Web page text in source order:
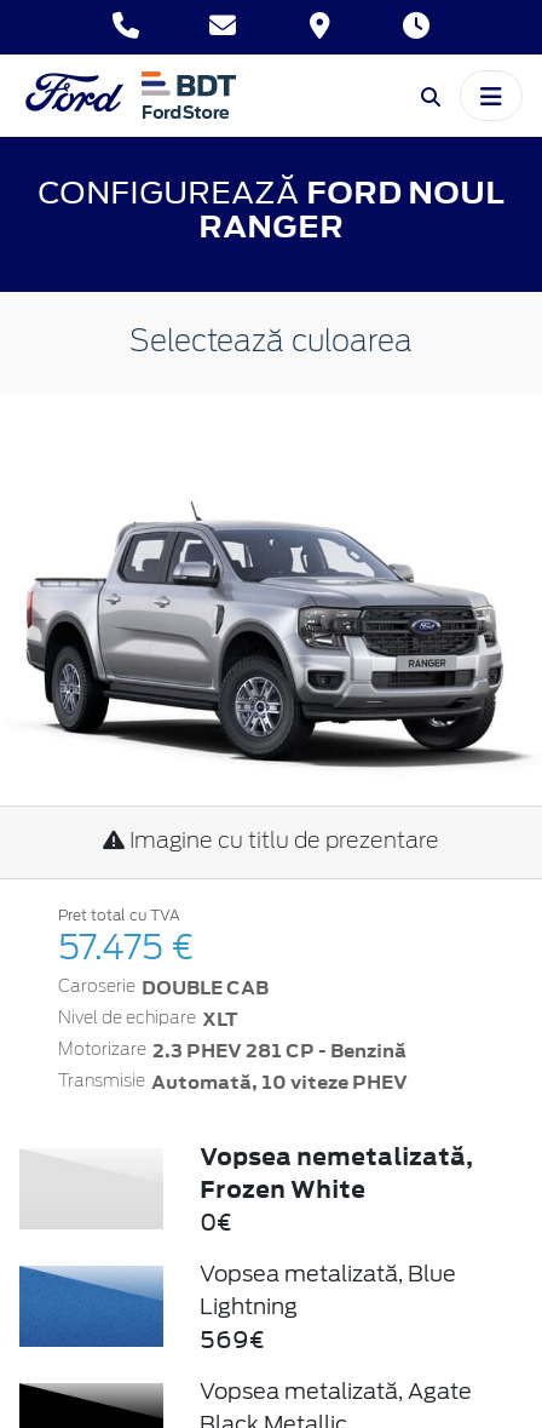
CONFIGUREAZĂ FORD NOUL
RANGER
Selectează culoarea
Imagine cu titlu de prezentare
Pret total cu TVA
57.475 €
Caroserie DOUBLE CAB
Nivel de echipare XLT
Motorizare 2.3 PHEV 281 CP - Benzină
Transmisie Automată, 10 viteze PHEV
Vopsea nemetalizată,
Frozen White
0€
Vopsea metalizată, Blue
Lightning
569€
Vopsea metalizată, Agate